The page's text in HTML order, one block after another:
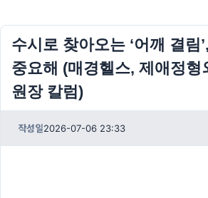
수시로 찾아오는 ‘어깨 결림
중요해 (매경헬스, 제애정형
원장 칼럼)
작성일2026-07-06 23:33